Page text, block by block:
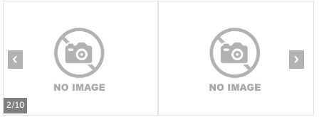
2/10
‹ ›